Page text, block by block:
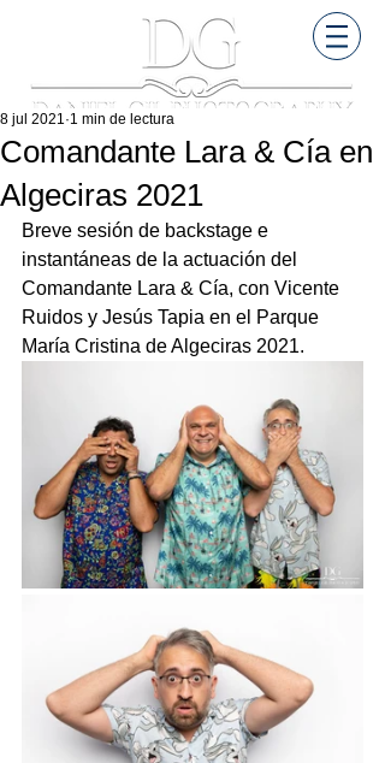
Comandante Lara & Cía en
Algeciras 2021
8 jul 2021 1 min de lectura
Breve sesión de backstage e
instantáneas de la actuación del
Comandante Lara & Cía, con Vicente
Ruidos y Jesús Tapia en el Parque
María Cristina de Algeciras 2021.